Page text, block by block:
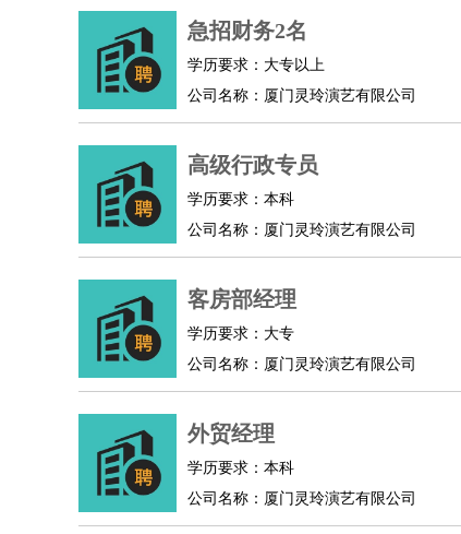
急招财务2名
学历要求：大专以上
公司名称：厦门灵玲演艺有限公司
高级行政专员
学历要求：本科
公司名称：厦门灵玲演艺有限公司
客房部经理
学历要求：大专
公司名称：厦门灵玲演艺有限公司
外贸经理
学历要求：本科
公司名称：厦门灵玲演艺有限公司